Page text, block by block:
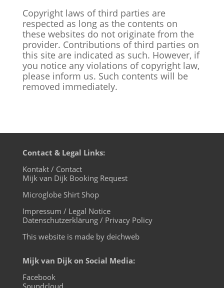
Copyright laws of third parties are
respected as long as the contents on
these websites do not originate from the
provider. Contributions of third parties on
this site are indicated as such. However, if
you notice any violations of copyright law,
please inform us. Such contents will be
removed immediately.
Contact & Legal Links:
Kontakt / Contact
Mijk van Dijk Booking Request
Microglobe Shirt Shop
Impressum / Legal Notice
Datenschutzerklärung / Privacy Policy
This website is made by deichweb
Mijk van Dijk on Social Media:
Facebook
Soundcloud